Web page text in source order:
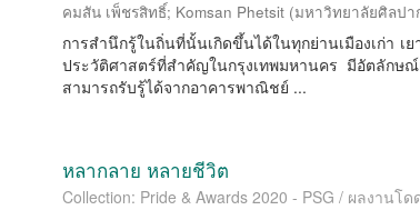
คมสัน เพ็ชรสิทธิ์; Komsan Phetsit (มหาวิทยาลัยศิลปา
การสำนึกรู้ในถิ่นที่นั้นเกิดขึ้นได้ในทุกย่านเมืองเก่า เ
ประวัติศาสตร์ที่สำคัญในกรุงเทพมหานคร มีอัตลักษ
สามารถรับรู้ได้จากอาคารพาณิชย์ ...
หลากลาย หลายชีวิต
Collection: Pride & Awards 2020 - PSG / ผลงานโ